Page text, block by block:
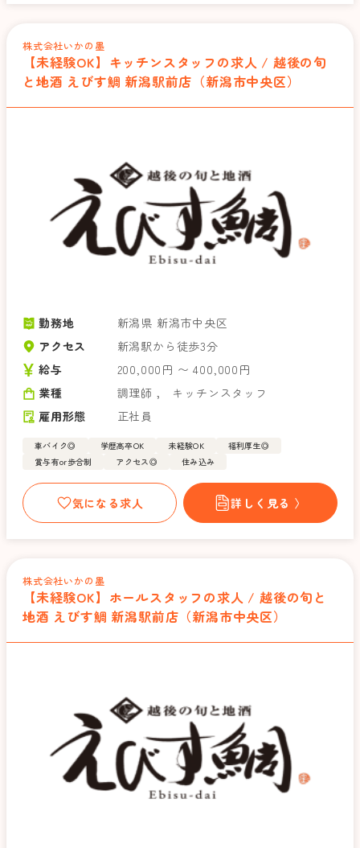
株式会社いかの墨
【未経験OK】キッチンスタッフの求人 / 越後の旬
と地酒 えびす鯛 新潟駅前店（新潟市中央区）
勤務地
新潟県 新潟市中央区
アクセス
新潟駅から徒歩3分
給与
200,000円 〜 400,000円
業種
調理師 ，
キッチンスタッフ
雇用形態
正社員
車バイク◎ 学歴高卒OK 未経験OK
福利厚生◎
賞与有or歩合制
アクセス◎ 住み込み
気になる求人 詳しく見る 〉
株式会社いかの墨
【未経験OK】ホールスタッフの求人 / 越後の旬と
地酒 えびす鯛 新潟駅前店（新潟市中央区）